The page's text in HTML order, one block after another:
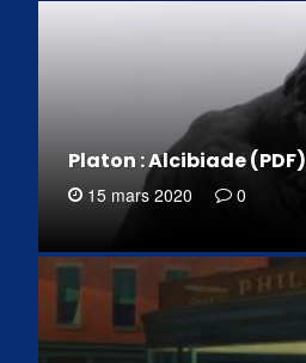
Platon : Alcibiade (PDF)
15 mars 2020 0